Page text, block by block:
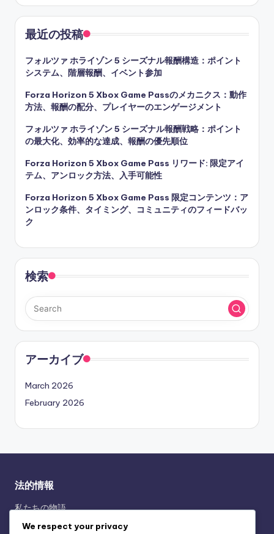
最近の投稿
フォルツァ ホライゾン 5 シーズナル報酬構造：ポイント
システム、階層報酬、イベント参加
Forza Horizon 5 Xbox Game Passのメカニクス：動作
方法、報酬の配分、プレイヤーのエンゲージメント
フォルツァ ホライゾン 5 シーズナル報酬戦略：ポイント
の最大化、効率的な達成、報酬の優先順位
Forza Horizon 5 Xbox Game Pass リワード: 限定アイ
テム、アンロック方法、入手可能性
Forza Horizon 5 Xbox Game Pass 限定コンテンツ：ア
ンロック条件、タイミング、コミュニティのフィードバッ
ク
検索
アーカイブ
March 2026
February 2026
法的情報
私たちの物語
利用規約
We respect your privacy